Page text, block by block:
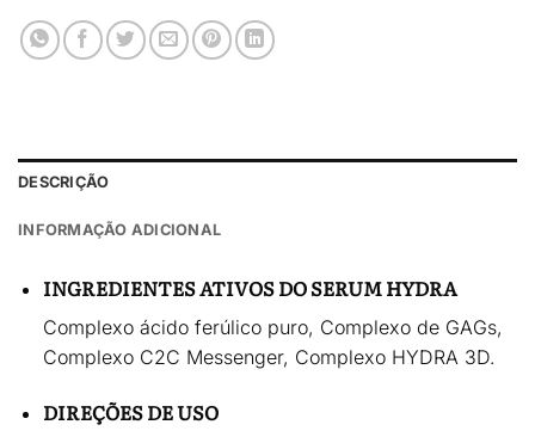
DESCRIÇÃO
INFORMAÇÃO ADICIONAL
INGREDIENTES ATIVOS DO SERUM HYDRA
Complexo ácido ferúlico puro, Complexo de GAGs,
Complexo C2C Messenger, Complexo HYDRA 3D.
DIREÇÕES DE USO